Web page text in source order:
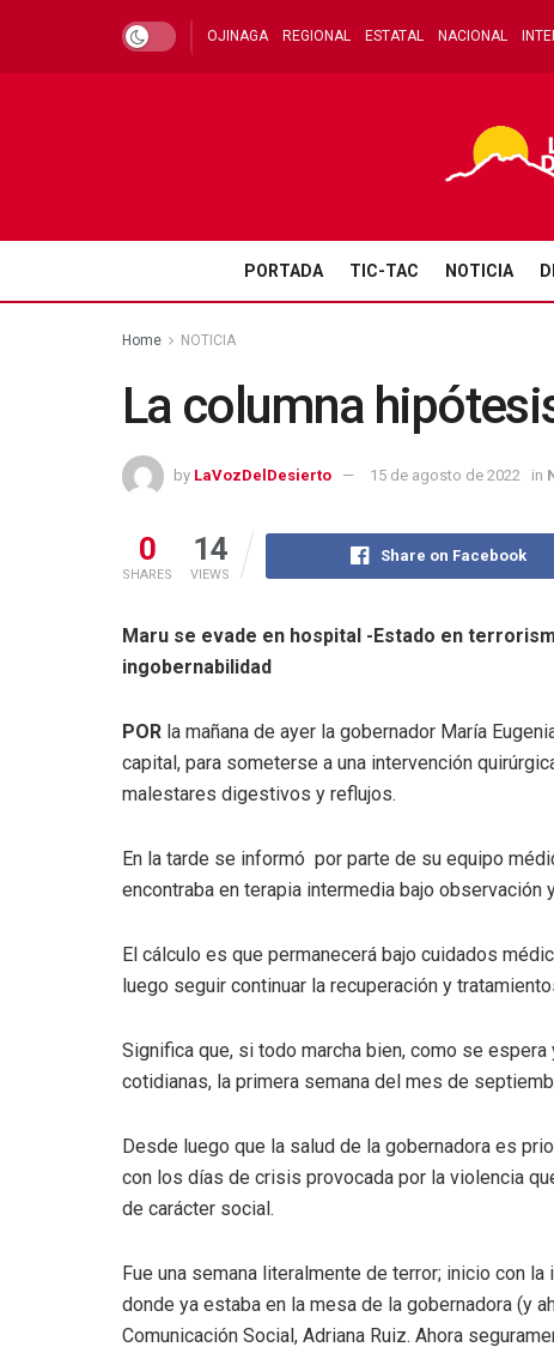
OJINAGA REGIONAL ESTATAL NACIONAL
PORTADA TIC-TAC NOTICIA
Home NOTICIA
La columna
by LaVozDelDesierto 15 de agosto de 2022 in
0
SHARES
14
VIEWS
Share on Facebook
Maru se evade en hospital -Estado en
ingobernabilidad
POR la mañana de ayer la gobernador María
capital, para someterse a una intervención
malestares digestivos y reflujos.
En la tarde se informó por parte de su equipo
encontraba en terapia intermedia bajo observación
El cálculo es que permanecerá bajo cuidados
luego seguir continuar la recuperación y
Significa que, si todo marcha bien, como se
cotidianas, la primera semana del mes de
Desde luego que la salud de la gobernadora es
con los días de crisis provocada por la violencia
de carácter social.
Fue una semana literalmente de terror; inicio con
donde ya estaba en la mesa de la gobernadora (y
Comunicación Social, Adriana Ruiz. Ahora